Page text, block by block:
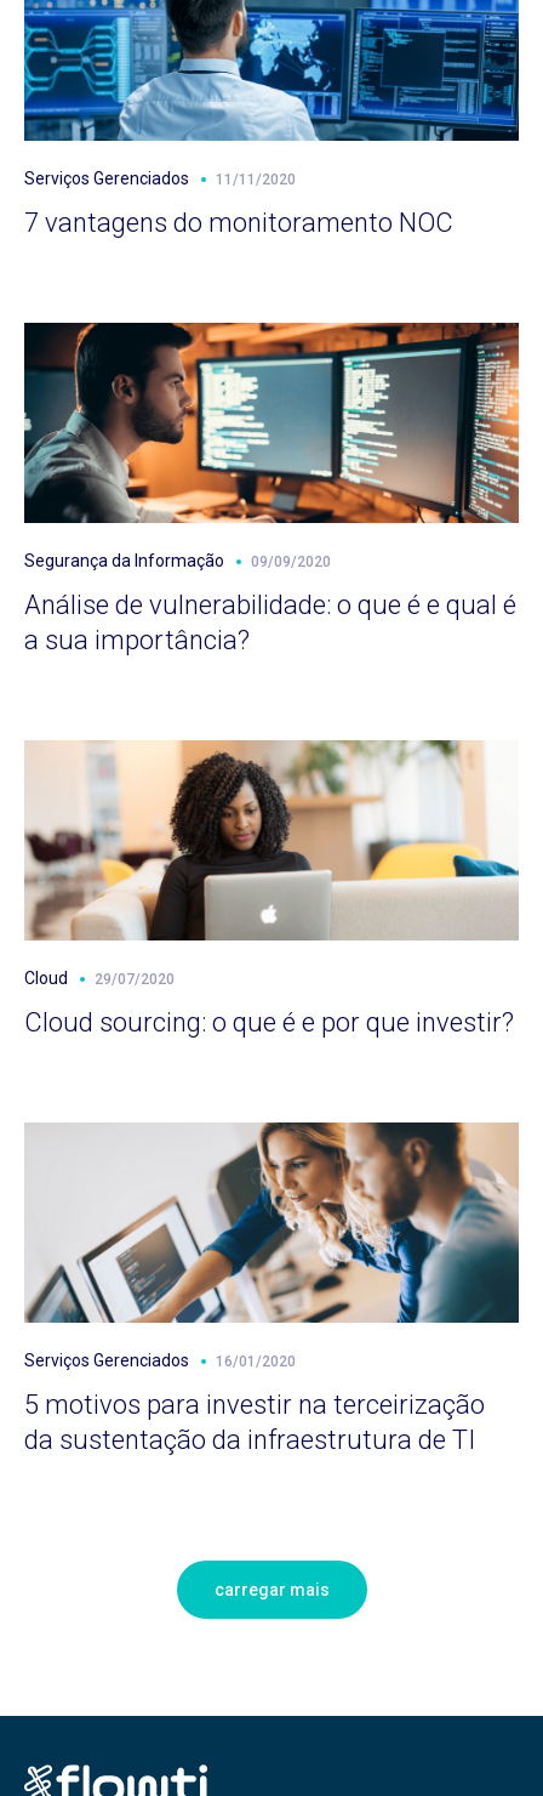
Serviços Gerenciados 11/11/2020
7 vantagens do monitoramento NOC
Segurança da Informação 09/09/2020
Análise de vulnerabilidade: o que é e qual é
a sua importância?
Cloud 29/07/2020
Cloud sourcing: o que é e por que investir?
Serviços Gerenciados 16/01/2020
5 motivos para investir na terceirização
da sustentação da infraestrutura de TI
carregar mais